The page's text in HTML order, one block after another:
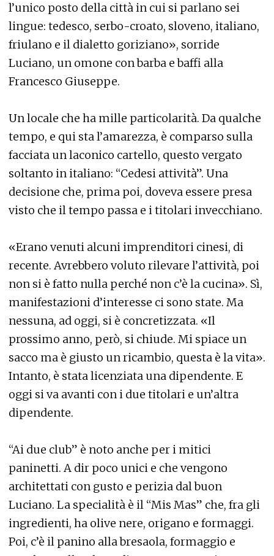
l’unico posto della città in cui si parlano sei
lingue: tedesco, serbo-croato, sloveno, italiano,
friulano e il dialetto goriziano», sorride
Luciano, un omone con barba e baffi alla
Francesco Giuseppe.
Un locale che ha mille particolarità. Da qualche
tempo, e qui sta l’amarezza, è comparso sulla
facciata un laconico cartello, questo vergato
soltanto in italiano: “Cedesi attività”. Una
decisione che, prima poi, doveva essere presa
visto che il tempo passa e i titolari invecchiano.
«Erano venuti alcuni imprenditori cinesi, di
recente. Avrebbero voluto rilevare l’attività, poi
non si è fatto nulla perché non c’è la cucina». Sì,
manifestazioni d’interesse ci sono state. Ma
nessuna, ad oggi, si è concretizzata. «Il
prossimo anno, però, si chiude. Mi spiace un
sacco ma è giusto un ricambio, questa è la vita».
Intanto, è stata licenziata una dipendente. E
oggi si va avanti con i due titolari e un’altra
dipendente.
“Ai due club” è noto anche per i mitici
paninetti. A dir poco unici e che vengono
architettati con gusto e perizia dal buon
Luciano. La specialità è il “Mis Mas” che, fra gli
ingredienti, ha olive nere, origano e formaggi.
Poi, c’è il panino alla bresaola, formaggio e